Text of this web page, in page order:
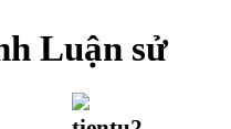
Luận sử